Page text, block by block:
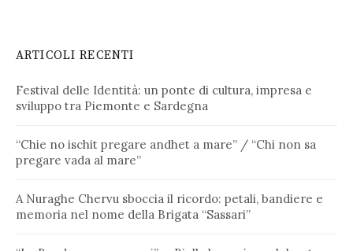
ARTICOLI RECENTI
Festival delle Identità: un ponte di cultura, impresa e
sviluppo tra Piemonte e Sardegna
“Chie no ischit pregare andhet a mare” / “Chi non sa
pregare vada al mare”
A Nuraghe Chervu sboccia il ricordo: petali, bandiere e
memoria nel nome della Brigata “Sassari”